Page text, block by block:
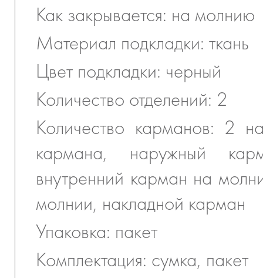
Как закрывается: на молнию
Материал подкладки: ткань
Цвет подкладки: черный
Количество отделений: 2
Количество карманов: 2
кармана, наружный
внутренний карман на
молнии, накладной карман
Упаковка: пакет
Комплектация: сумка, пакет